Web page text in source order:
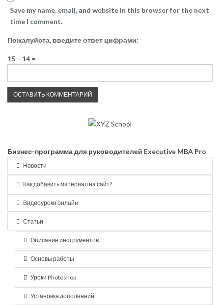
Save my name, email, and website in this browser for the next
time I comment.
Пожалуйста, введите ответ цифрами:
15 − 14 =
Бизнес-программа для руководителей Executive MBA Pro
Новости
Как добавить материал на сайт?
Видеоуроки онлайн
Статьи
Описание инструментов
Основы работы
Уроки Photoshop
Установка дополнений